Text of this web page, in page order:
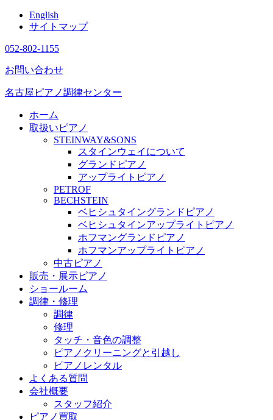
English
サイトマップ
052-802-1155
お問い合わせ
名古屋ピアノ調律センター
ホーム
取扱いピアノ
STEINWAY&SONS
スタインウェイについて
グランドピアノ
アップライトピアノ
PETROF
BECHSTEIN
ベヒシュタイングランドピアノ
ベヒシュタインアップライトピアノ
ホフマングランドピアノ
ホフマンアップライトピアノ
中古ピアノ
販売・展示ピアノ
ショールーム
調律・修理
調律
修理
タッチ・音色の調整
ピアノクリーニングと引越し
ピアノレンタル
よくある質問
会社概要
スタッフ紹介
ピアノ買取